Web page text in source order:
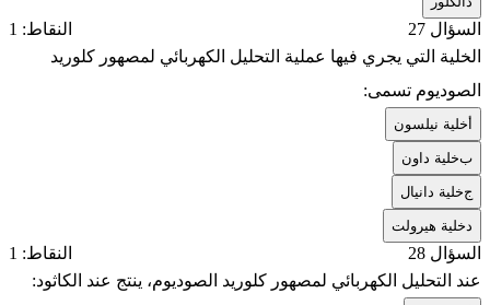
السؤال 27
النقاط: 1
الخلية التي يجري فيها عملية التحليل الكهربائي لمصهور كلوريد
الصوديوم تسمى:
خلية نيلسون
بخلية داون
جخلية دانيال
خلية هيرولت
السؤال 28
النقاط: 1
عند التحليل الكهربائي لمصهور كلوريد الصوديوم، ينتج عند الكاثود: